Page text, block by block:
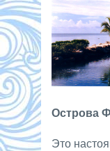
Острова
Это